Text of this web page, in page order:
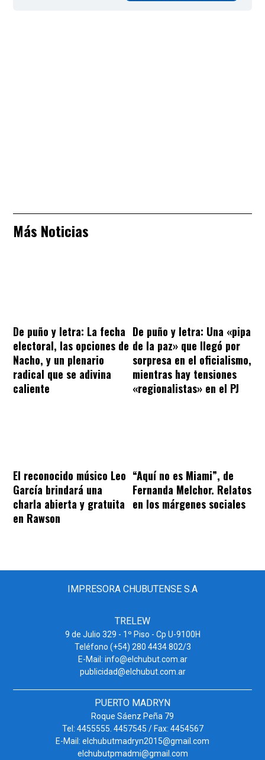
Más Noticias
De puño y letra: La fecha
electoral, las opciones de
Nacho, y un plenario
radical que se adivina
caliente
De puño y letra: Una «pipa
de la paz» que llegó por
sorpresa en el oficialismo,
mientras hay tensiones
«regionalistas» en el PJ
El reconocido músico Leo
García brindará una
charla abierta y gratuita
en Rawson
“Aquí no es Miami”, de
Fernanda Melchor. Relatos
en los márgenes sociales
IMPRESORA CHUBUTENSE S.A
TRELEW
9 de Julio 329 - 1º Piso - Cp U-9100H
Teléfono (+54) 280 4434 802/3
E-Mail: info@elchubut.com.ar
publicidad@elchubut.com.ar
PUERTO MADRYN
Roque Sáenz Peña 79
Tel: 4455555. 4457545 / Fax: 4454567
E-Mail: elchubutmadryn2015@gmail.com
elchubutpmadmi@gmail.com